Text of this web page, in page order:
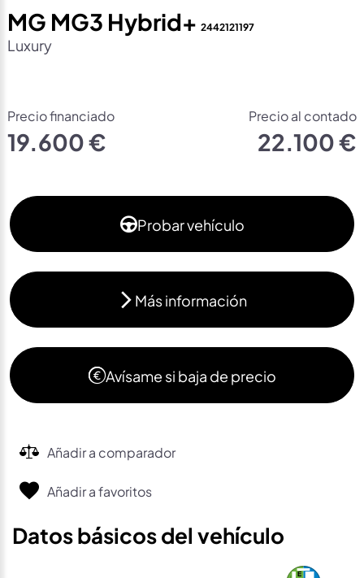
MG MG3 Hybrid+ 2442121197
Luxury
Precio financiado
19.600 €
Precio al contado
22.100 €
Probar vehículo
Más información
Avísame si baja de precio
Añadir a comparador
Añadir a favoritos
Datos básicos del vehículo